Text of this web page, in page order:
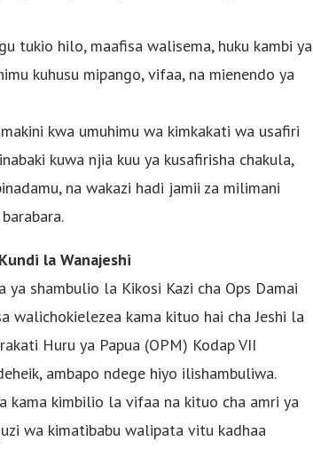
tukio hilo, maafisa walisema, huku kambi ya
kuhusu mipango, vifaa, na mienendo ya
kwa umuhimu wa kimkakati wa usafiri
kuwa njia kuu ya kusafirisha chakula,
na wakazi hadi jamii za milimani
la Wanajeshi
shambulio la Kikosi Kazi cha Ops Damai
walichokielezea kama kituo hai cha Jeshi la
Huru ya Papua (OPM) Kodap VII
ambapo ndege hiyo ilishambuliwa.
kama kimbilio la vifaa na kituo cha amri ya
wa kimatibabu walipata vitu kadhaa